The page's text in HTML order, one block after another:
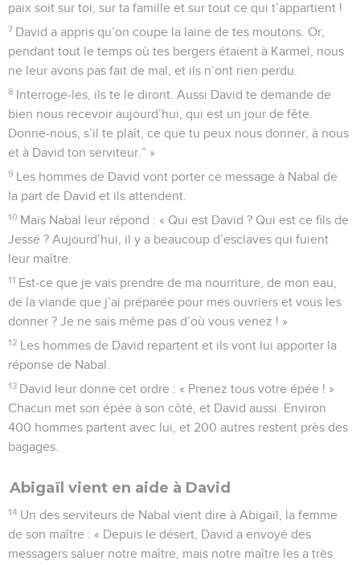
paix soit sur toi, sur ta famille et sur tout ce qui t’appartient !
7 David a appris qu’on coupe la laine de tes moutons. Or,
pendant tout le temps où tes bergers étaient à Karmel, nous
ne leur avons pas fait de mal, et ils n’ont rien perdu.
8 Interroge-les, ils te le diront. Aussi David te demande de
bien nous recevoir aujourd’hui, qui est un jour de fête.
Donne-nous, s’il te plaît, ce que tu peux nous donner, à nous
et à David ton serviteur.” »
9 Les hommes de David vont porter ce message à Nabal de
la part de David et ils attendent.
10 Mais Nabal leur répond : « Qui est David ? Qui est ce fils de
Jessé ? Aujourd’hui, il y a beaucoup d’esclaves qui fuient
leur maître.
11 Est-ce que je vais prendre de ma nourriture, de mon eau,
de la viande que j’ai préparée pour mes ouvriers et vous les
donner ? Je ne sais même pas d’où vous venez ! »
12 Les hommes de David repartent et ils vont lui apporter la
réponse de Nabal.
13 David leur donne cet ordre : « Prenez tous votre épée ! »
Chacun met son épée à son côté, et David aussi. Environ
400 hommes partent avec lui, et 200 autres restent près des
bagages.
Abigaïl vient en aide à David
14 Un des serviteurs de Nabal vient dire à Abigaïl, la femme
de son maître : « Depuis le désert, David a envoyé des
messagers saluer notre maître, mais notre maître les a très